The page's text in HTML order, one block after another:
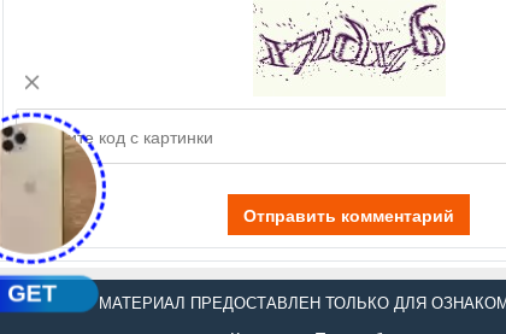
Отправить комментарий
МАТЕРИАЛ ПРЕДОСТАВЛЕН ТОЛЬКО ДЛЯ